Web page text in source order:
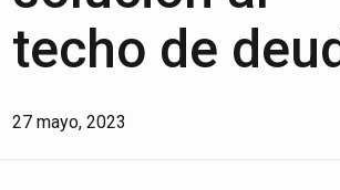
techo de
27 mayo, 2023